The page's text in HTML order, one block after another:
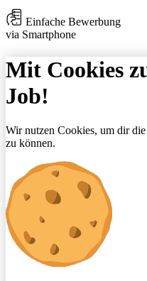
Einfache Bewerbung
via Smartphone
Mit Cookies
Job!
Wir nutzen Cookies, um dir
zu können.